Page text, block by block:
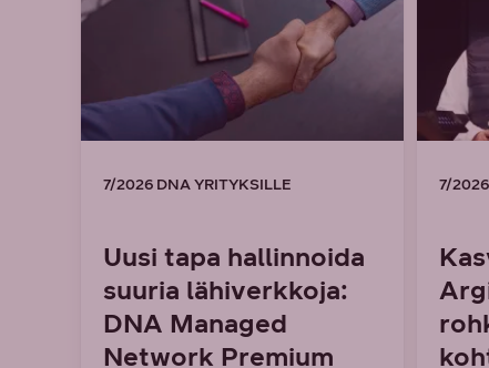
7/2026 DNA YRITYKSILLE
Uusi tapa hallinnoida
suuria lähiverkkoja:
DNA Managed
Network Premium
7/